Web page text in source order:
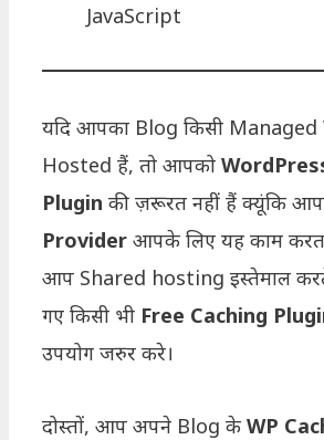
JavaScript
यदि आपका Blog किसी
Hosted हैं, तो आपको
Plugin की ज़रूरत नहीं हैं क्यूंकि
Provider आपके लिए यह काम
आप Shared hosting इस्तेमाल
गए किसी भी Free Caching
उपयोग जरुर करे।
दोस्तों, आप अपने Blog के WP